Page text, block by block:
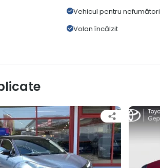
Vehicul pentru nefumători
Volan încălzit